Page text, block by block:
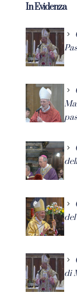
In Evidenza
di